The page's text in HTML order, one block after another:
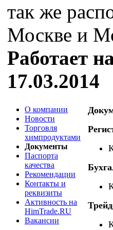
так же
Москве и
Работает
17.03.2014
О компании
Новости
Торговля
химпродуктами
Документы
Паспорта
качества
Рекомендации
Контакты и
реквизиты
Активность на
HimTrade.RU
Вакансии